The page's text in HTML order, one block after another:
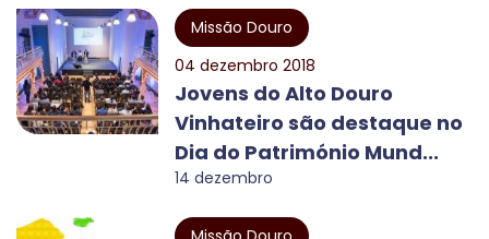
Missão Douro
04 dezembro 2018
Jovens do Alto Douro
Vinhateiro são destaque no
Dia do Património Mund...
14 dezembro